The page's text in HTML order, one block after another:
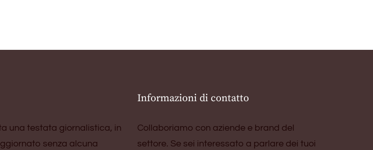
una testata giornalistica, in
senza alcuna
Informazioni di contatto
Collaboriamo con aziende e brand del
settore. Se sei interessato a parlare dei tuoi